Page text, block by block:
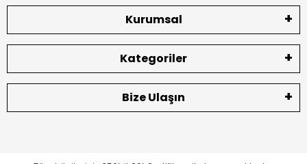
Kurumsal
Kategoriler
Bize Ulaşın